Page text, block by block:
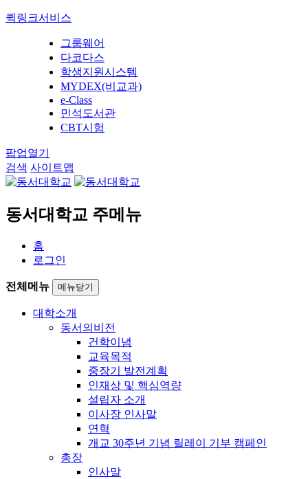
퀵링크서비스
그룹웨어
다코다스
학생지원시스템
MYDEX(비교과)
e-Class
민석도서관
CBT시험
팝업열기
검색 사이트맵
동서대학교 주메뉴
홈
로그인
전체메뉴 메뉴닫기
대학소개
동서의비전
건학이념
교육목적
중장기 발전계획
인재상 및 핵심역량
설립자 소개
이사장 인사말
연혁
개교 30주년 기념 릴레이 기부 캠페인
총장
인사말